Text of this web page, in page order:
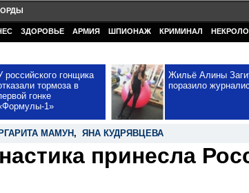
ЗДОРОВЬЕ АРМИЯ ШПИОНАЖ КРИМИНАЛ
российского гонщика
тормоза в
гонке
1»
Жильё Алины
поразило
МАМУН , ЯНА КУДРЯВЦЕВА
принесла